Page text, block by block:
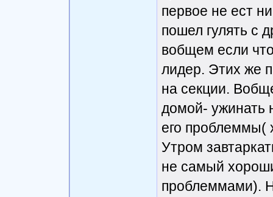
первое не ест
пошел гулять с
вобщем если
лидер. Этих же
на секции.
домой- ужинать
его проблеммы(
Утром
не самый
проблеммами).